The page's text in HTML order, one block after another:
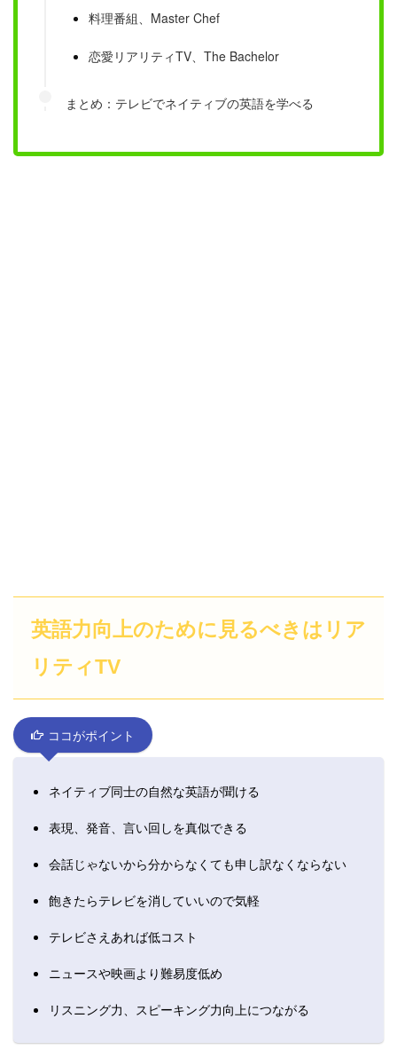
料理番組、Master Chef
恋愛リアリティTV、The Bachelor
まとめ：テレビでネイティブの英語を学べる
英語力向上のために見るべきはリア
リティTV
ココがポイント
ネイティブ同士の自然な英語が聞ける
表現、発音、言い回しを真似できる
会話じゃないから分からなくても申し訳なくならない
飽きたらテレビを消していいので気軽
テレビさえあれば低コスト
ニュースや映画より難易度低め
リスニング力、スピーキング力向上につながる